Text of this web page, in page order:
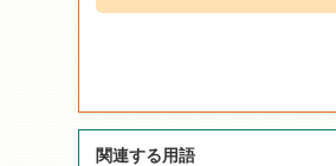
関連する用語